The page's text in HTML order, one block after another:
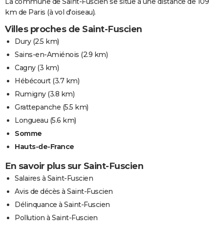
km de Paris (à vol d'oiseau).
Villes proches de Saint-Fuscien
Dury(2.5 km)
Sains-en-Amiénois (2.9 km)
Cagny(3 km)
Hébécourt(3.7 km)
Rumigny(3.8 km)
Grattepanche (5.5 km)
Longueau (5.6 km)
Somme
Hauts-de-France
En savoir plus sur Saint-Fuscien
Salaires à Saint-Fuscien
Avis de décès à Saint-Fuscien
Délinquance à Saint-Fuscien
Pollution à Saint-Fuscien